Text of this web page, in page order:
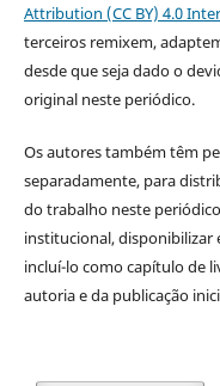
Attribution (CC BY) 4.0
terceiros remixem,
desde que seja dado o
original neste periódico.
Os autores também têm
separadamente, para
do trabalho neste
institucional, disponibilizar
incluí-lo como capítulo de
autoria e da publicação